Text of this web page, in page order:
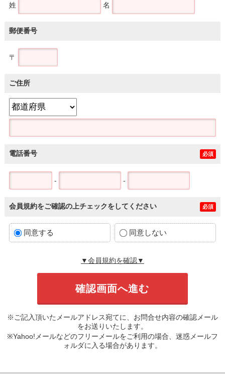
姓 名
郵便番号
〒
ご住所
電話番号 必須
- -
会員規約をご確認の上チェックをしてください 必須
同意する 同意しない
▼会員規約を確認▼
※ご記入頂いたメールアドレス宛てに、お問合せ内容の確認メール
をお送りいたします。
※Yahoo!メールなどのフリーメールをご利用の場合、迷惑メールフ
ォルダに入る場合があります。